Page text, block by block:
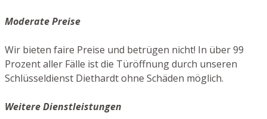
Moderate Preise
Wir bieten faire Preise und betrügen nicht! In über 99
Prozent aller Fälle ist die Türöffnung durch unseren
Schlüsseldienst Diethardt ohne Schäden möglich.
Weitere Dienstleistungen